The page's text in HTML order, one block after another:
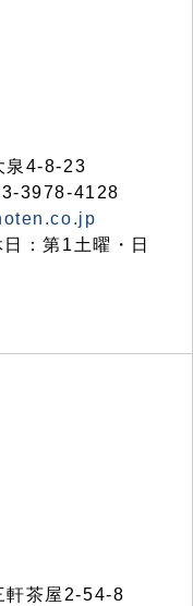
泉4-8-23
3978-4128
：第1土曜・日
茶屋2-54-8